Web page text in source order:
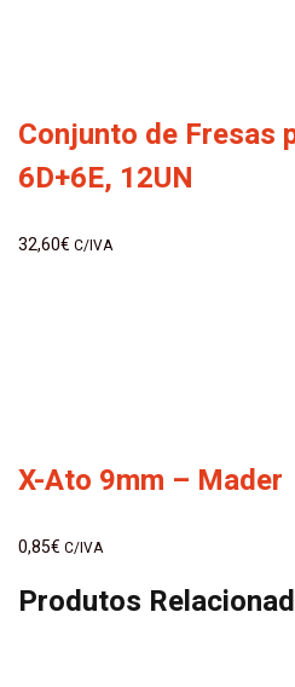
Conjunto de Fresas
6D+6E, 12UN
32,60€ C/IVA
X-Ato 9mm – Mader
0,85€ C/IVA
Produtos